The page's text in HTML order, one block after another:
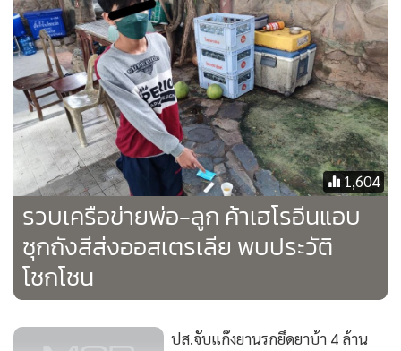
15 มิ.ย. 64 ที่ผ่านมาตนและทีมงานได้ทำการจับกุมตัวนายแม็ก
1,604
รวบเครือข่ายพ่อ-ลูก ค้าเฮโรอีนแอบ
ซุกถังสีส่งออสเตรเลีย พบประวัติ
โชกโชน
ปส.จับแก๊งยานรกยึดยาบ้า 4 ล้าน